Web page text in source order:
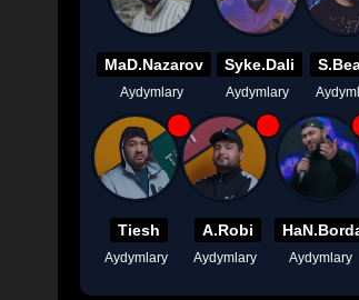
MaD.Nazarov
Aydymlary
Syke.Dali
Aydymlary
Tiesh
Aydymlary
A.Robi
Aydymlary Aydymlary